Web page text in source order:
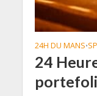
24H DU MANS•
24